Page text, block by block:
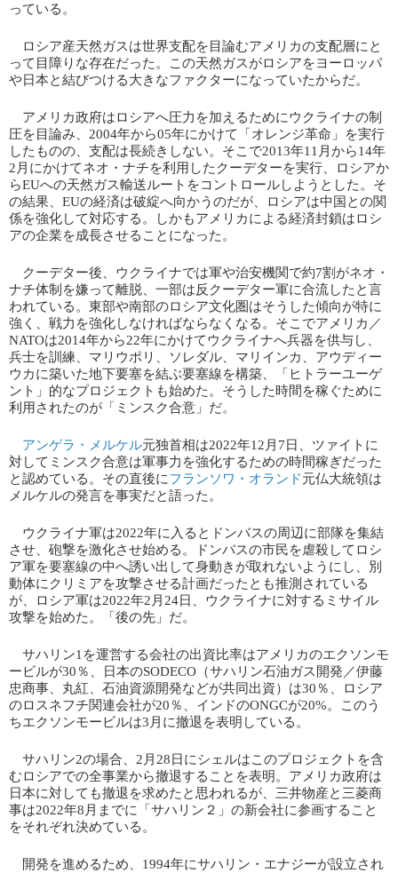
っている。
ロシア産天然ガスは世界支配を目論むアメリカの支配層にと
って目障りな存在だった。この天然ガスがロシアをヨーロッパ
や日本と結びつける大きなファクターになっていたからだ。
アメリカ政府はロシアへ圧力を加えるためにウクライナの制
圧を目論み、2004年から05年にかけて「オレンジ革命」を実行
したものの、支配は長続きしない。そこで2013年11月から14年
2月にかけてネオ・ナチを利用したクーデターを実行、ロシアか
らEUへの天然ガス輸送ルートをコントロールしようとした。そ
の結果、EUの経済は破綻へ向かうのだが、ロシアは中国との関
係を強化して対応する。しかもアメリカによる経済封鎖はロシ
アの企業を成長させることになった。
クーデター後、ウクライナでは軍や治安機関で約7割がネオ・
ナチ体制を嫌って離脱、一部は反クーデター軍に合流したと言
われている。東部や南部のロシア文化圏はそうした傾向が特に
強く、戦力を強化しなければならなくなる。そこでアメリカ／
NATOは2014年から22年にかけてウクライナへ兵器を供与し、
兵士を訓練、マリウポリ、ソレダル、マリインカ、アウディー
ウカに築いた地下要塞を結ぶ要塞線を構築、「ヒトラーユーゲ
ント」的なプロジェクトも始めた。そうした時間を稼ぐために
利用されたのが「ミンスク合意」だ。
アンゲラ・メルケル​元独首相は2022年12月7日、ツァイトに
対してミンスク合意は軍事力を強化するための時間稼ぎだった
と認めている。その直後に​フランソワ・オランド​元仏大統領は
メルケルの発言を事実だと語った。
ウクライナ軍は2022年に入るとドンバスの周辺に部隊を集結
させ、砲撃を激化させ始める。ドンバスの市民を虐殺してロシ
ア軍を要塞線の中へ誘い出して身動きが取れないようにし、別
動体にクリミアを攻撃させる計画だったとも推測されている
が、ロシア軍は2022年2月24日、ウクライナに対するミサイル
攻撃を始めた。「後の先」だ。
サハリン1を運営する会社の出資比率はアメリカのエクソンモ
ービルが30％、日本のSODECO（サハリン石油ガス開発／伊藤
忠商事、丸紅、石油資源開発などが共同出資）は30％、ロシア
のロスネフチ関連会社が20％、インドのONGCが20%。このう
ちエクソンモービルは3月に撤退を表明している。
サハリン2の場合、2月28日にシェルはこのプロジェクトを含
むロシアでの全事業から撤退することを表明。アメリカ政府は
日本に対しても撤退を求めたと思われるが、三井物産と三菱商
事は2022年8月までに「サハリン２」の新会社に参画すること
をそれぞれ決めている。
開発を進めるため、1994年にサハリン・エナジーが設立され